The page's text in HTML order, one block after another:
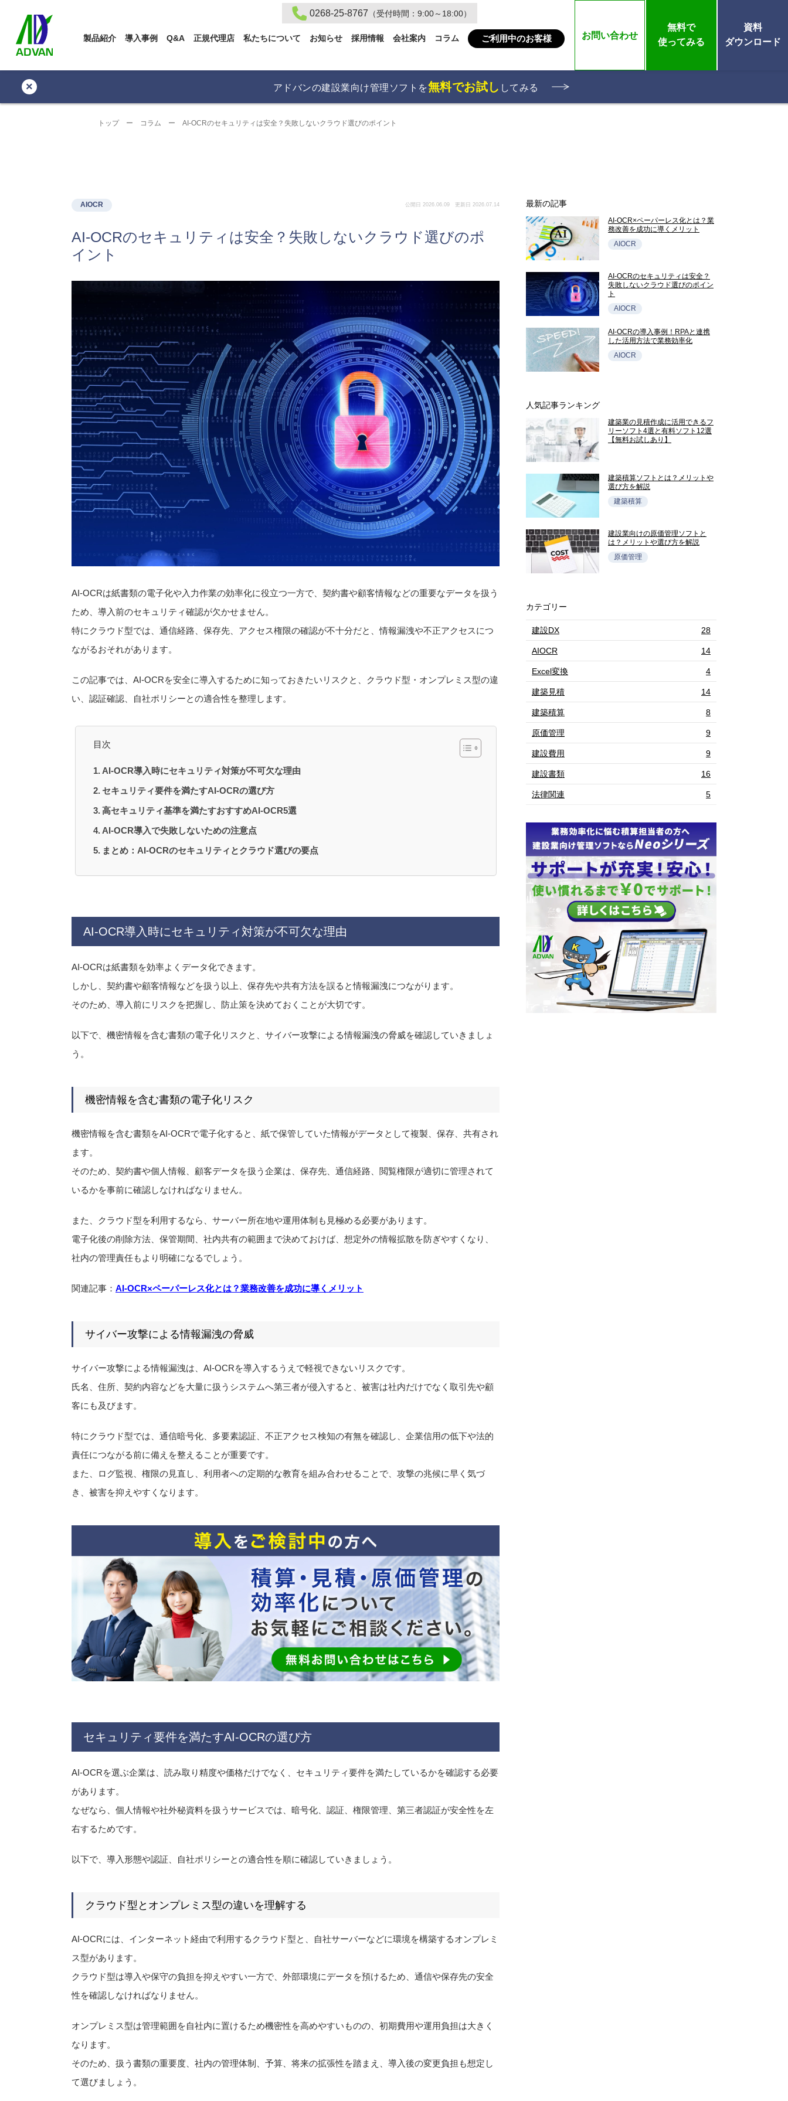
製品紹介 導入事例 Q&A 正規代理店 私たちについて お知らせ 採用情報 会社案内 コラム ご利用中のお客様 お問い合わせ
無料で
使ってみる
資料
ダウンロード
0268-25-8767 （受付時間：9:00～18:00）
× アドバンの建設業向け管理ソフトを無料でお試し してみる
トップー コラム ー AI-OCRのセキュリティは安全？失敗しないクラウド選びのポイント
AIOCR 公開日 2026.06.09 更新日 2026.07.14
AI-OCRのセキュリティは安全？失敗しないクラウド選びのポ
イント
AI-OCRは紙書類の電子化や入力作業の効率化に役立つ一方で、契約書や顧客情報などの重要なデータを扱う
ため、導入前のセキュリティ確認が欠かせません。
特にクラウド型では、通信経路、保存先、アクセス権限の確認が不十分だと、情報漏洩や不正アクセスにつ
ながるおそれがあります。
この記事では、AI-OCRを安全に導入するために知っておきたいリスクと、クラウド型・オンプレミス型の違
い、認証確認、自社ポリシーとの適合性を整理します。
目次
AI-OCR導入時にセキュリティ対策が不可欠な理由
セキュリティ要件を満たすAI-OCRの選び方
高セキュリティ基準を満たすおすすめAI-OCR5選
AI-OCR導入で失敗しないための注意点
まとめ：AI-OCRのセキュリティとクラウド選びの要点
AI-OCR導入時にセキュリティ対策が不可欠な理由
AI-OCRは紙書類を効率よくデータ化できます。
しかし、契約書や顧客情報などを扱う以上、保存先や共有方法を誤ると情報漏洩につながります。
そのため、導入前にリスクを把握し、防止策を決めておくことが大切です。
以下で、機密情報を含む書類の電子化リスクと、サイバー攻撃による情報漏洩の脅威を確認していきましょ
う。
機密情報を含む書類の電子化リスク
機密情報を含む書類をAI-OCRで電子化すると、紙で保管していた情報がデータとして複製、保存、共有され
ます。
そのため、契約書や個人情報、顧客データを扱う企業は、保存先、通信経路、閲覧権限が適切に管理されて
いるかを事前に確認しなければなりません。
また、クラウド型を利用するなら、サーバー所在地や運用体制も見極める必要があります。
電子化後の削除方法、保管期間、社内共有の範囲まで決めておけば、想定外の情報拡散を防ぎやすくなり、
社内の管理責任もより明確になるでしょう。
関連記事： AI-OCR×ペーパーレス化とは？業務改善を成功に導くメリット
サイバー攻撃による情報漏洩の脅威
サイバー攻撃による情報漏洩は、AI-OCRを導入するうえで軽視できないリスクです。
氏名、住所、契約内容などを大量に扱うシステムへ第三者が侵入すると、被害は社内だけでなく取引先や顧
客にも及びます。
特にクラウド型では、通信暗号化、多要素認証、不正アクセス検知の有無を確認し、企業信用の低下や法的
責任につながる前に備えを整えることが重要です。
また、ログ監視、権限の見直し、利用者への定期的な教育を組み合わせることで、攻撃の兆候に早く気づ
き、被害を抑えやすくなります。
セキュリティ要件を満たすAI-OCRの選び方
AI-OCRを選ぶ企業は、読み取り精度や価格だけでなく、セキュリティ要件を満たしているかを確認する必要
があります。
なぜなら、個人情報や社外秘資料を扱うサービスでは、暗号化、認証、権限管理、第三者認証が安全性を左
右するためです。
以下で、導入形態や認証、自社ポリシーとの適合性を順に確認していきましょう。
クラウド型とオンプレミス型の違いを理解する
AI-OCRには、インターネット経由で利用するクラウド型と、自社サーバーなどに環境を構築するオンプレミ
ス型があります。
クラウド型は導入や保守の負担を抑えやすい一方で、外部環境にデータを預けるため、通信や保存先の安全
性を確認しなければなりません。
オンプレミス型は管理範囲を自社内に置けるため機密性を高めやすいものの、初期費用や運用負担は大きく
なります。
そのため、扱う書類の重要度、社内の管理体制、予算、将来の拡張性を踏まえ、導入後の変更負担も想定し
て選びましょう。
最新の記事
AI-OCR×ペーパーレス化とは？業
務改善を成功に導くメリット
AIOCR
AI-OCRのセキュリティは安全？
失敗しないクラウド選びのポイン
ト
AIOCR
AI-OCRの導入事例！RPAと連携
した活用方法で業務効率化
AIOCR
人気記事ランキング
建築業の見積作成に活用できるフ
リーソフト4選と有料ソフト12選
【無料お試しあり】
建築積算ソフトとは？メリットや
選び方を解説
建築積算
建設業向けの原価管理ソフトと
は？メリットや選び方を解説
原価管理
カテゴリー
建設DX 28
AIOCR 14
Excel変換 4
建築見積 14
建築積算 8
原価管理 9
建設費用 9
建設書類 16
法律関連 5